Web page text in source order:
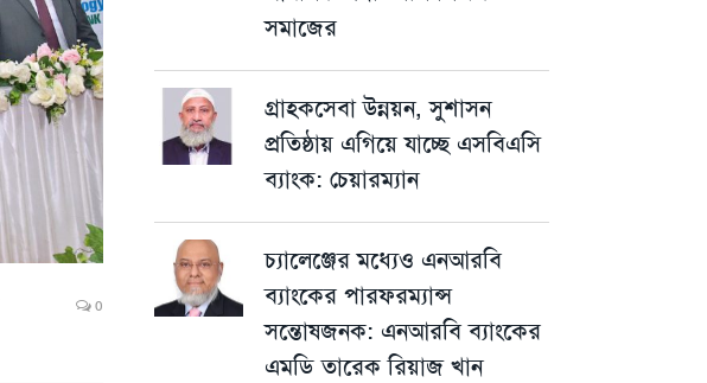
0
সমাজের
গ্রাহকসেবা উন্নয়ন, সুশাসন
প্রতিষ্ঠায় এগিয়ে যাচ্ছে এসবিএসি
ব্যাংক: চেয়ারম্যান
চ্যালেঞ্জের মধ্যেও এনআরবি
ব্যাংকের পারফরম্যান্স
সন্তোষজনক: এনআরবি ব্যাংকের
এমডি তারেক রিয়াজ খান